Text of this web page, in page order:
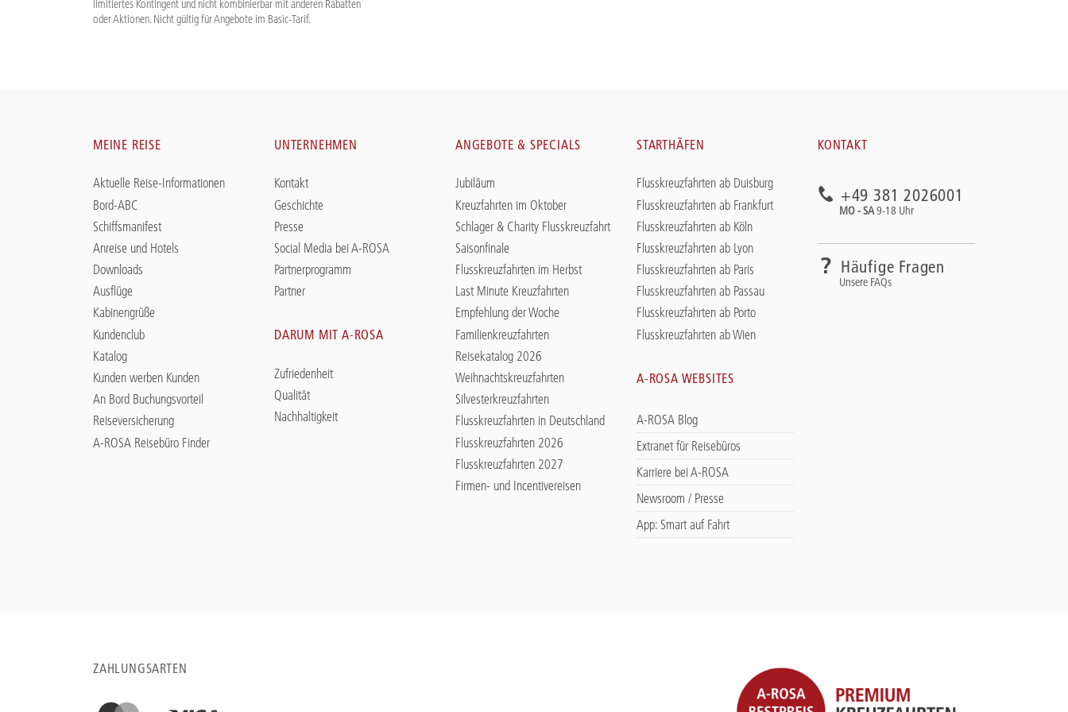
limitiertes Kontingent und nicht kombinierbar mit anderen Rabatten
oder Aktionen. Nicht gültig für Angebote im Basic-Tarif.
MEINE REISE
Aktuelle Reise-Informationen
Bord-ABC
Schiffsmanifest
Anreise und Hotels
Downloads
Ausflüge
Kabinengrüße
Kundenclub
Katalog
Kunden werben Kunden
An Bord Buchungsvorteil
Reiseversicherung
A-ROSA Reisebüro Finder
UNTERNEHMEN
Kontakt
Geschichte
Presse
Social Media bei A-ROSA
Partnerprogramm
Partner
DARUM MIT A-ROSA
Zufriedenheit
Qualität
Nachhaltigkeit
ANGEBOTE & SPECIALS
Jubiläum
Kreuzfahrten im Oktober
Schlager & Charity Flusskreuzfahrt
Saisonfinale
Flusskreuzfahrten im Herbst
Last Minute Kreuzfahrten
Empfehlung der Woche
Familienkreuzfahrten
Reisekatalog 2026
Weihnachtskreuzfahrten
Silvesterkreuzfahrten
Flusskreuzfahrten in Deutschland
Flusskreuzfahrten 2026
Flusskreuzfahrten 2027
Firmen- und Incentivereisen
STARTHÄFEN
Flusskreuzfahrten ab Duisburg
Flusskreuzfahrten ab Frankfurt
Flusskreuzfahrten ab Köln
Flusskreuzfahrten ab Lyon
Flusskreuzfahrten ab Paris
Flusskreuzfahrten ab Passau
Flusskreuzfahrten ab Porto
Flusskreuzfahrten ab Wien
A-ROSA WEBSITES
A-ROSA Blog
Extranet für Reisebüros
Karriere bei A-ROSA
Newsroom / Presse
App: Smart auf Fahrt
KONTAKT
+49 381 2026001
MO - SA9-18 Uhr
Häufige Fragen
Unsere FAQs
ZAHLUNGSARTEN